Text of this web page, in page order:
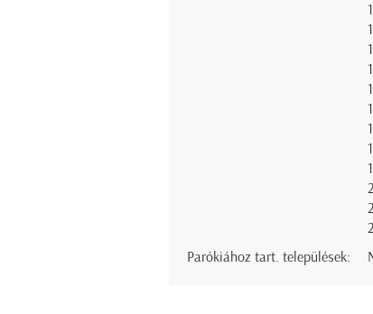
Parókiához tart. települések: